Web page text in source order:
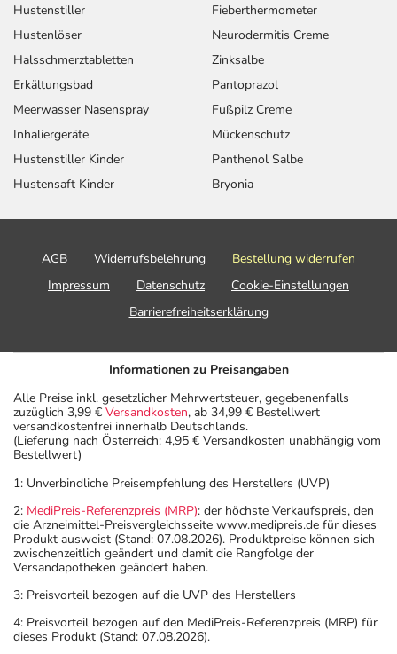
Hustenstiller
Hustenlöser
Halsschmerztabletten
Erkältungsbad
Meerwasser Nasenspray
Inhaliergeräte
Hustenstiller Kinder
Hustensaft Kinder
Fieberthermometer
Neurodermitis Creme
Zinksalbe
Pantoprazol
Fußpilz Creme
Mückenschutz
Panthenol Salbe
Bryonia
AGB Widerrufsbelehrung
Bestellung widerrufen
Impressum
Datenschutz
Cookie-Einstellungen
Barrierefreiheitserklärung
Informationen zu Preisangaben
Alle Preise inkl. gesetzlicher Mehrwertsteuer, gegebenenfalls
zuzüglich 3,99 € Versandkosten, ab 34,99 € Bestellwert
versandkostenfrei innerhalb Deutschlands.
(Lieferung nach Österreich: 4,95 € Versandkosten unabhängig vom
Bestellwert)
1: Unverbindliche Preisempfehlung des Herstellers (UVP)
2: MediPreis-Referenzpreis (MRP): der höchste Verkaufspreis, den
die Arzneimittel-Preisvergleichsseite www.medipreis.de für dieses
Produkt ausweist (Stand: 07.08.2026). Produktpreise können sich
zwischenzeitlich geändert und damit die Rangfolge der
Versandapotheken geändert haben.
3: Preisvorteil bezogen auf die UVP des Herstellers
4: Preisvorteil bezogen auf den MediPreis-Referenzpreis (MRP) für
dieses Produkt (Stand: 07.08.2026).